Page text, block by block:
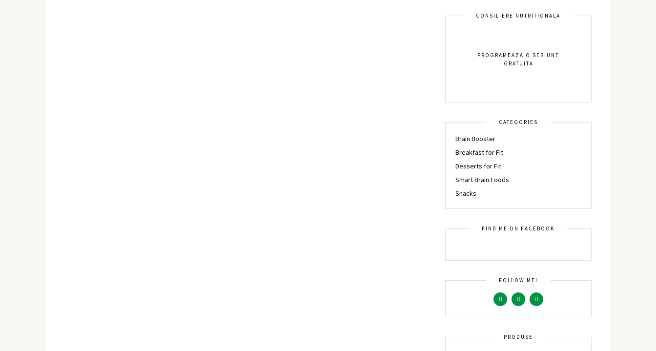
CONSILIERE NUTRITIONALA
PROGRAMEAZA O SESIUNE
GRATUITA
CATEGORIES
Brain Booster
Breakfast for Fit
Desserts for Fit
Smart Brain Foods
Snacks
FIND ME ON FACEBOOK
FOLLOW ME!
PRODUSE